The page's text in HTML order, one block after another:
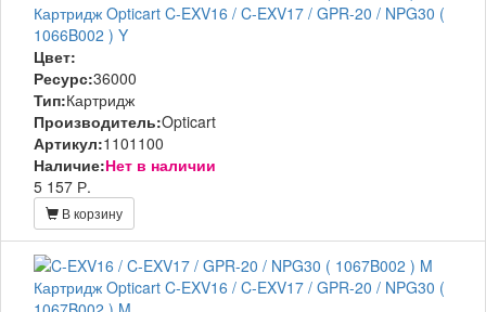
Картридж Opticart C-EXV16 / C-EXV17 / GPR-20 / NPG30 (
1066B002 ) Y
Цвет:
Ресурс:36000
Тип:Картридж
Производитель:Opticart
Артикул:1101100
Наличие:Нет в наличии
5 157 Р.
В корзину
Картридж Opticart C-EXV16 / C-EXV17 / GPR-20 / NPG30 (